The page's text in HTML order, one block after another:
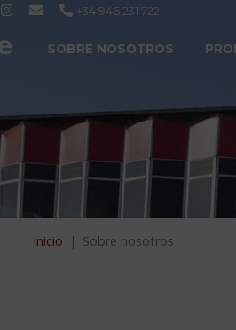
+34 946 231 722
SOBRE NOSOTROS
Inicio Sobre nosotros